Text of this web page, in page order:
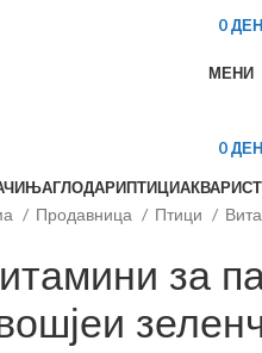
0ДЕН
МЕНИ
0ДЕН
ГЛОДАРИПТИЦИ
Продавница Птици
за